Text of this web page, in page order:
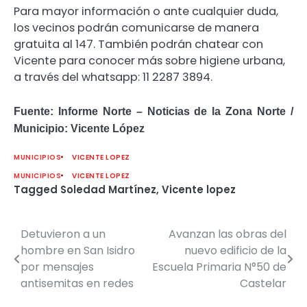
Para mayor información o ante cualquier duda,
los vecinos podrán comunicarse de manera
gratuita al 147. También podrán chatear con
Vicente para conocer más sobre higiene urbana,
a través del whatsapp: 11 2287 3894.
Fuente: Informe Norte – Noticias de la Zona Norte /
Municipio: Vicente López
MUNICIPIOS
VICENTE LOPEZ
MUNICIPIOS
VICENTE LOPEZ
Tagged Soledad Martínez, Vicente lopez
Navegación
de
entradas
Detuvieron a un
hombre en San Isidro
por mensajes
antisemitas en redes
Avanzan las obras del
nuevo edificio de la
Escuela Primaria N°50 de
Castelar